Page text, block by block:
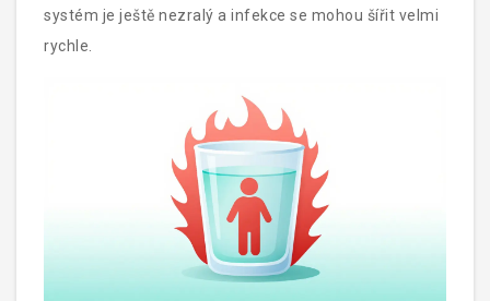
systém je ještě nezralý a infekce se mohou šířit velmi
rychle.